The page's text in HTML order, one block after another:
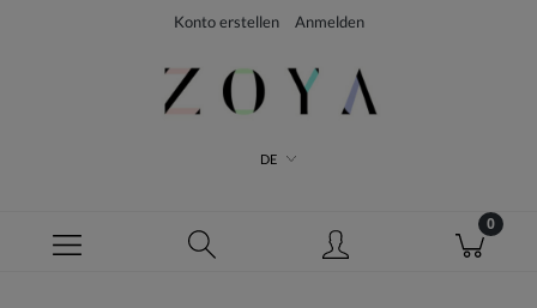
Konto erstellen Anmelden
DE